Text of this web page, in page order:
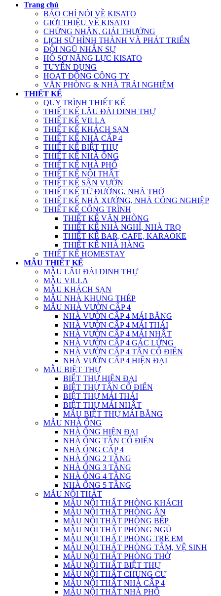
Trang chủ
BÁO CHÍ NÓI VỀ KISATO
GIỚI THIỆU VỀ KISATO
CHỨNG NHẬN, GIẢI THƯỞNG
LỊCH SỬ HÌNH THÀNH VÀ PHÁT TRIỂN
ĐỘI NGŨ NHÂN SỰ
HỒ SƠ NĂNG LỰC KISATO
TUYỂN DỤNG
HOẠT ĐỘNG CÔNG TY
VĂN PHÒNG & NHÀ TRẢI NGHIỆM
THIẾT KẾ
QUY TRÌNH THIẾT KẾ
THIẾT KẾ LÂU ĐÀI DINH THỰ
THIẾT KẾ VILLA
THIẾT KẾ KHÁCH SẠN
THIẾT KẾ NHÀ CẤP 4
THIẾT KẾ BIỆT THỰ
THIẾT KẾ NHÀ ỐNG
THIẾT KẾ NHÀ PHỐ
THIẾT KẾ NỘI THẤT
THIẾT KẾ SÂN VƯỜN
THIẾT KẾ TỪ ĐƯỜNG, NHÀ THỜ
THIẾT KẾ NHÀ XƯỞNG, NHÀ CÔNG NGHIỆP
THIẾT KẾ CÔNG TRÌNH
THIẾT KẾ VĂN PHÒNG
THIẾT KẾ NHÀ NGHỈ, NHÀ TRỌ
THIẾT KẾ BAR, CAFE, KARAOKE
THIẾT KẾ NHÀ HÀNG
THIẾT KẾ HOMESTAY
MẪU THIẾT KẾ
MẪU LÂU ĐÀI DINH THỰ
MẪU VILLA
MẪU KHÁCH SẠN
MẪU NHÀ KHUNG THÉP
MẪU NHÀ VƯỜN CẤP 4
NHÀ VƯỜN CẤP 4 MÁI BẰNG
NHÀ VƯỜN CẤP 4 MÁI THÁI
NHÀ VƯỜN CẤP 4 MÁI NHẬT
NHÀ VƯỜN CẤP 4 GÁC LỬNG
NHÀ VƯỜN CẤP 4 TÂN CỔ ĐIỂN
NHÀ VƯỜN CẤP 4 HIỆN ĐẠI
MẪU BIỆT THỰ
BIỆT THỰ HIỆN ĐẠI
BIỆT THỰ TÂN CỔ ĐIỂN
BIỆT THỰ MÁI THÁI
BIỆT THỰ MÁI NHẬT
MẪU BIỆT THỰ MÁI BẰNG
MẪU NHÀ ỐNG
NHÀ ỐNG HIỆN ĐẠI
NHÀ ỐNG TÂN CỔ ĐIỂN
NHÀ ỐNG CẤP 4
NHÀ ỐNG 2 TẦNG
NHÀ ỐNG 3 TẦNG
NHÀ ỐNG 4 TẦNG
NHÀ ỐNG 5 TẦNG
MẪU NỘI THẤT
MẪU NỘI THẤT PHÒNG KHÁCH
MẪU NỘI THẤT PHÒNG ĂN
MẪU NỘI THẤT PHÒNG BẾP
MẪU NỘI THẤT PHÒNG NGỦ
MẪU NỘI THẤT PHÒNG TRẺ EM
MẪU NỘI THẤT PHÒNG TẮM, VỆ SINH
MẪU NỘI THẤT PHÒNG THỜ
MẪU NỘI THẤT BIỆT THỰ
MẪU NỘI THẤT CHUNG CƯ
MẪU NỘI THẤT NHÀ CẤP 4
MẪU NỘI THẤT NHÀ PHỐ